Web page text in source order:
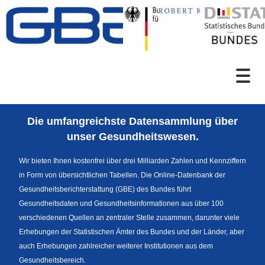
Zum Inhalt
Sprachumschaltung
News
Die umfangreichste Datensammlung über
unser Gesundheitswesen.
Wir bieten Ihnen kostenfrei über drei Milliarden Zahlen und Kennziffern
in Form von übersichtlichen Tabellen. Die Online-Datenbank der
Gesundheitsberichterstattung (GBE) des Bundes führt
Gesundheitsdaten und Gesundheitsinformationen aus über 100
verschiedenen Quellen an zentraler Stelle zusammen, darunter viele
Erhebungen der Statistischen Ämter des Bundes und der Länder, aber
auch Erhebungen zahlreicher weiterer Institutionen aus dem
Gesundheitsbereich.